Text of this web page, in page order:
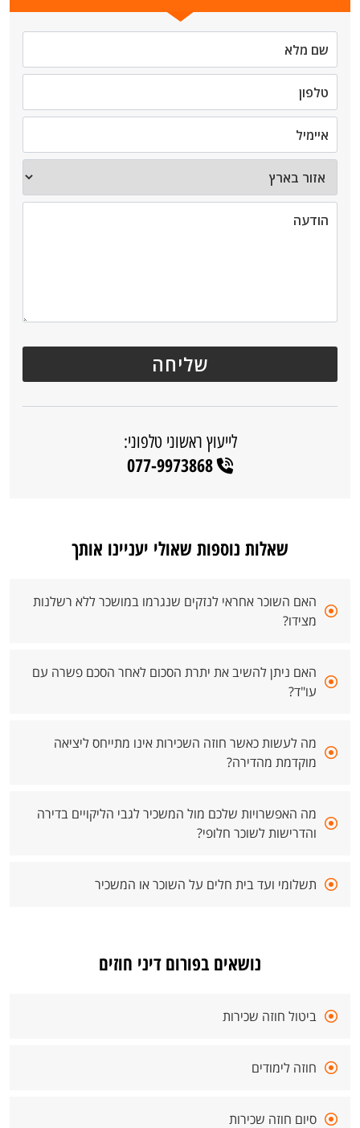
לייעוץ ראשוני טלפוני:
077-9973868
שאלות נוספות שאולי יעניינו אותך
האם השוכר אחראי לנזקים שנגרמו במושכר ללא רשלנות
מצידו?
האם ניתן להשיב את יתרת הסכום לאחר הסכם פשרה עם
עו"ד?
מה לעשות כאשר חוזה השכירות אינו מתייחס ליציאה
מוקדמת מהדירה?
מה האפשרויות שלכם מול המשכיר לגבי הליקויים בדירה
והדרישות לשוכר חלופי?
תשלומי ועד בית חלים על השוכר או המשכיר
נושאים בפורום דיני חוזים
ביטול חוזה שכירות
חוזה לימודים
סיום חוזה שכירות